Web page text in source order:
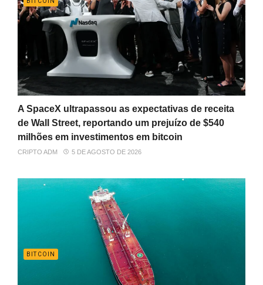
A SpaceX ultrapassou as expectativas de receita
de Wall Street, reportando um prejuízo de $540
milhões em investimentos em bitcoin
CRIPTO ADM 5 DE AGOSTO DE 2026
BITCOIN